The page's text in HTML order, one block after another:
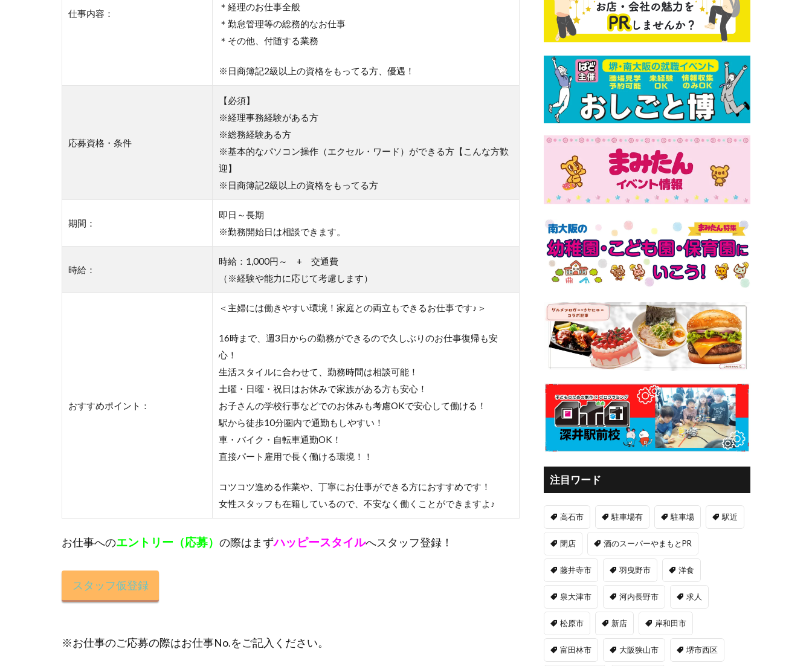
仕事内容：
＊経理のお仕事全般
＊勤怠管理等の総務的なお仕事
＊その他、付随する業務
※日商簿記2級以上の資格をもってる方、優遇！
応募資格・条件
【必須】
※経理事務経験がある方
※総務経験ある方
※基本的なパソコン操作（エクセル・ワード）ができる方【こんな方歓
迎】
※日商簿記2級以上の資格をもってる方
期間：
即日～長期
※勤務開始日は相談できます。
時給：
時給：1,000円～ + 交通費
（※経験や能力に応じて考慮します）
おすすめポイント：
＜主婦には働きやすい環境！家庭との両立もできるお仕事です♪＞
16時まで、週3日からの勤務ができるので久しぶりのお仕事復帰も安
心！
生活スタイルに合わせて、勤務時間は相談可能！
土曜・日曜・祝日はお休みで家族がある方も安心！
お子さんの学校行事などでのお休みも考慮OKで安心して働ける！
駅から徒歩10分圏内で通勤もしやすい！
車・バイク・自転車通勤OK！
直接パート雇用で長く働ける環境！！
コツコツ進める作業や、丁寧にお仕事ができる方におすすめです！
女性スタッフも在籍しているので、不安なく働くことができますよ♪
お仕事へのエントリー（応募） の際はまずハッピースタイルへスタッフ登録！
スタッフ仮登録
※お仕事のご応募の際はお仕事No.をご記入ください。
注目ワード
高石市 駐車場有 駐車場 駅近
閉店 酒のスーパーやまもとPR
藤井寺市 羽曳野市 洋食
泉大津市 河内長野市 求人
松原市 新店 岸和田市
富田林市 大阪狭山市 堺市西区